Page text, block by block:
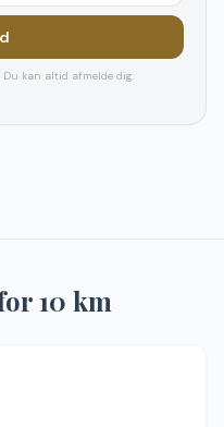
kan altid afmelde dig.
10 km